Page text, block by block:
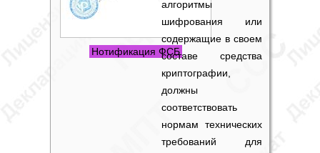
Нотификация ФСБ
алгоритмы
шифрования или
содержащие в своем
составе средства
криптографии,
должны
соответствовать
нормам технических
требований для